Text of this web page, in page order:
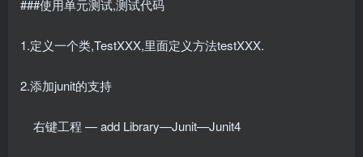
###使用单元测试,测试代码
1.定义一个类,TestXXX,里面定义方法testXXX.
2.添加junit的支持
右键工程 — add Library—Junit—Junit4